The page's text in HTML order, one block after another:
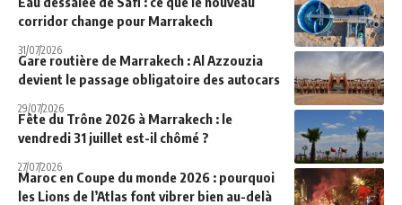
corridor change pour Marrakech
31/07/2026
Gare routière de Marrakech : Al Azzouzia
devient le passage obligatoire des autocars
29/07/2026
Fête du Trône 2026 à Marrakech : le
vendredi 31 juillet est-il chômé ?
27/07/2026
Maroc en Coupe du monde 2026 : pourquoi
les Lions de l’Atlas font vibrer bien au-delà